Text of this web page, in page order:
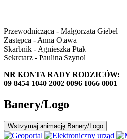
Przewodnicząca - Małgorzata Giebel
Zastępca - Anna Otawa
Skarbnik - Agnieszka Ptak
Sekretarz - Paulina Szynol
NR KONTA RADY RODZICÓW:
09 8454 1040 2002 0096 1066 0001
Banery/Logo
Wstrzymaj animację Banery/Logo